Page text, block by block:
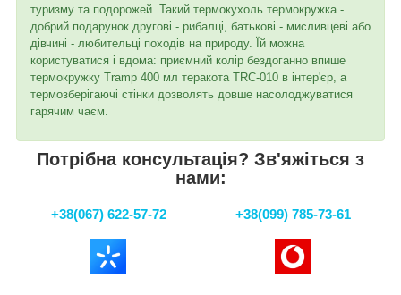
туризму та подорожей. Такий термокухоль термокружка -
добрий подарунок другові - рибалці, батькові - мисливцеві або
дівчині - любительці походів на природу. Їй можна
користуватися і вдома: приємний колір бездоганно впише
термокружку Tramp 400 мл теракота TRC-010 в інтер'єр, а
термозберігаючі стінки дозволять довше насолоджуватися
гарячим чаєм.
Потрібна консультація? Зв'яжіться з
нами:
+38(067) 622-57-72 +38(099) 785-73-61